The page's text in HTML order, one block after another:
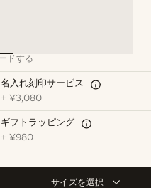
ドする
名入れ刻印サービス
+¥3,080
ギフトラッピング
+¥980
サイズを選択